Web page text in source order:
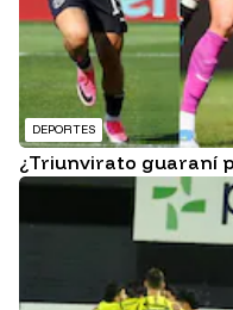
DEPORTES
¿Triunvirato guaraní